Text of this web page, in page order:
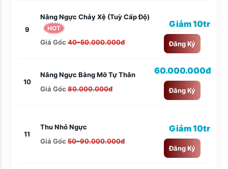
9
Nâng Ngực Chảy Xệ (tuỳ Cấp Độ)
HOT
Giá Gốc 40–50.000.000đ
Giảm 10tr
Đăng Ký
10
Nâng Ngực Bằng Mỡ Tự Thân
Giá Gốc 80.000.000đ
60.000.000đ
Đăng Ký
11
Thu Nhỏ Ngực
Giá Gốc 50–90.000.000đ
Giảm 10tr
Đăng Ký